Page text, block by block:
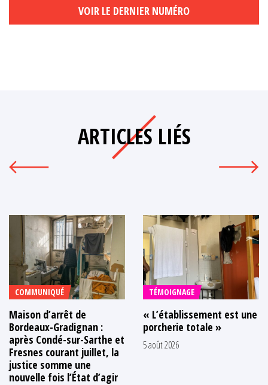
VOIR LE DERNIER NUMÉRO
ARTICLES LIÉS
COMMUNIQUÉ
Maison d’arrêt de
Bordeaux-Gradignan :
après Condé-sur-Sarthe et
Fresnes courant juillet, la
justice somme une
nouvelle fois l’État d’agir
TÉMOIGNAGE
« L’établissement est une
porcherie totale »
5 août 2026